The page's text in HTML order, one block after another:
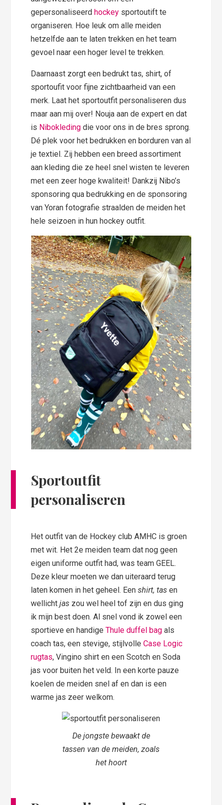
gepersonaliseerdhockey sportoutift te
organiseren. Hoe leuk om alle meiden
hetzelfde aan te laten trekken en het team
gevoel naar een hoger level te trekken.
Daarnaast zorgt een bedrukt tas, shirt, of
sportoufit voor fijne zichtbaarheid van een
merk. Laat het sportoutfit personaliseren dus
maar aan mij over! Nouja aan de expert en dat
is Nibokleding die voor ons in de bres sprong.
Dé plek voor het bedrukken en borduren van al
je textiel. Zij hebben een breed assortiment
aan kleding die ze heel snel wisten te leveren
met een zeer hoge kwaliteit! Dankzij Nibo’s
sponsoring qua bedrukking en de sponsoring
van Yoran fotografie straalden de meiden het
hele seizoen in hun hockey outfit.
Sportoutfit
personaliseren
Het outfit van de Hockey club AMHC is groen
met wit. Het 2e meiden team dat nog geen
eigen uniforme outfit had, was team GEEL.
Deze kleur moeten we dan uiteraard terug
laten komen in het geheel. Eenshirt, tas en
wellichtjas zou wel heel tof zijn en dus ging
ik mijn best doen. Al snel vond ik zowel een
sportieve en handigeThule duffel bag als
coach tas, een stevige, stijlvolleCase Logic
rugtas, Vingino shirt en een Scotch en Soda
jas voor buiten het veld. In een korte pauze
koelen de meiden snel af en dan is een
warme jas zeer welkom.
De jongste bewaakt de
tassen van de meiden, zoals
het hoort